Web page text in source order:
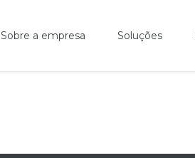
Sobre a empresa Soluções